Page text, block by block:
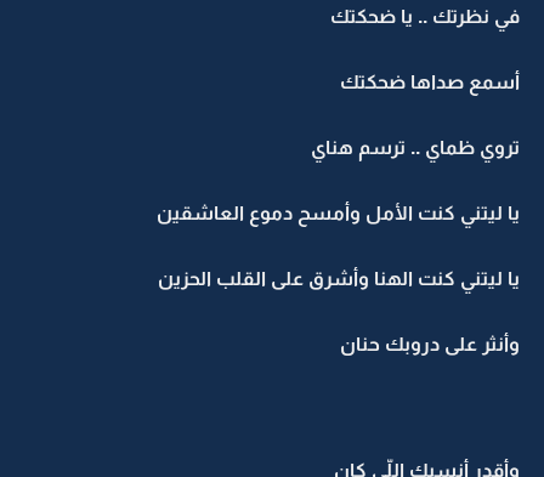
في نظرتك .. يا ضحكتك
أسمع صداها ضحكتك
تروي ظماي .. ترسم هناي
يا ليتني كنت الأمل وأمسح دموع العاشقين
يا ليتني كنت الهنا وأشرق على القلب الحزين
وأنثر على دروبك حنان
وأقدر أنسيكِ اللّي كان